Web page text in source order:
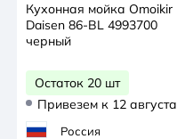
Кухонная мойка Omoikir
Daisen 86-BL 4993700
черный
Остаток 20 шт
Привезем к 12 августа
Россия